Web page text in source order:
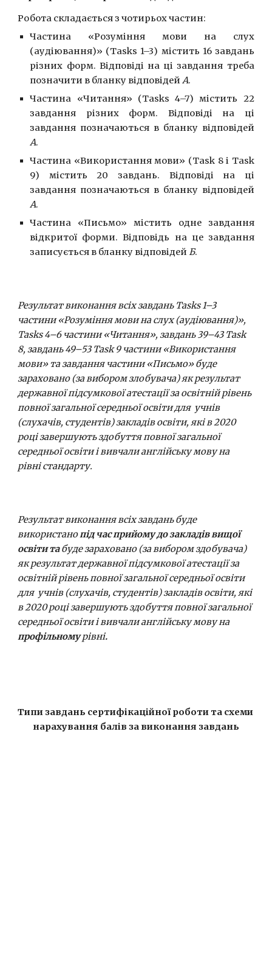
Робота складається з чотирьох частин:
Частина «Розуміння мови на слух
(аудіювання)» (Tasks 1–3) містить 16 завдань
різних форм. Відповіді на ці завдання треба
позначити в бланку відповідей А.
Частина «Читання» (Tasks 4–7) містить 22
завдання різних форм. Відповіді на ці
завдання позначаються в бланку відповідей
А.
Частина «Використання мови» (Task 8 і Task
9) містить 20 завдань. Відповіді на ці
завдання позначаються в бланку відповідей
А.
Частина «Письмо» містить одне завдання
відкритої форми. Відповідь на це завдання
записується в бланку відповідей Б.
Результат виконання всіх завдань Tasks 1–3
частини «Розуміння мови на слух (аудіювання)»,
Tasks 4–6 частини «Читання», завдань 39–43 Task
8, завдань 49–53 Task 9 частини «Використання
мови» та завдання частини «Письмо» буде
зараховано (за вибором злобувача) як результат
державної підсумкової атестації за освітній рівень
повної загальної середньої освіти для  учнів
(слухачів, студентів) закладів освіти, які в 2020
році завершують здобуття повної загальної
середньої освіти і вивчали англійську мову на
рівні стандарту.
Результат виконання всіх завдань буде
використано під час прийому до закладів вищої
освіти та буде зараховано (за вибором здобувача)
як результат державної підсумкової атестації за
освітній рівень повної загальної середньої освіти
для  учнів (слухачів, студентів) закладів освіти, які
в 2020 році завершують здобуття повної загальної
середньої освіти і вивчали англійську мову на
профільному рівні.
Типи завдань сертифікаційної роботи та схеми
нарахування балів за виконання завдань